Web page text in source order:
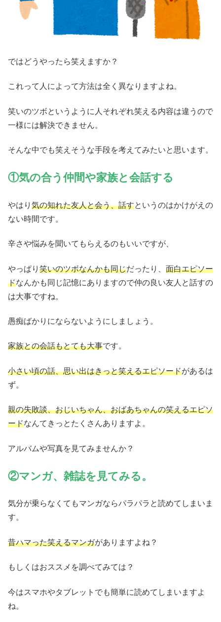
ではどうやったら笑えますか？
これって人によって方法は全く異なりますよね。
笑いのツボというように人それぞれ笑える内容は違うので
一様には解決できません。
そんな中でも笑えそうな手段を考えてみたいと思います。
①気の合う仲間や家族と会話する
やはり 気の知れた友人と会う、話すというのはかけがえの
ない時間です。
辛さや悩みを聞いてもらえるのもいいですが、
やっぱり 笑いのツボなんかも同じだったり、 面白エピソー
ドなんかも同じ記憶にありますので仲の良い友人と話すの
は大事ですね。
愚痴ばかりにならないようにしましょう。
家族との会話もとても大事です。
小さい頃の話、思い出はきっと笑えるエピソードがあるは
ず。
親の失敗談、おじいちゃん、おばあちゃんの笑えるエピソ
ードなんてきっとたくさんありますよ。
アルバムや写真を見てみませんか？
②マンガ、雑誌を見てみる。
気分が乗らなくてもマンガならパラパラと読めてしまいま
す。
昔ハマった笑えるマンガがありますよね？
もしくはおススメを調べてみては？
今はスマホやタブレットでも簡単に読めてしまいますよ
ね。